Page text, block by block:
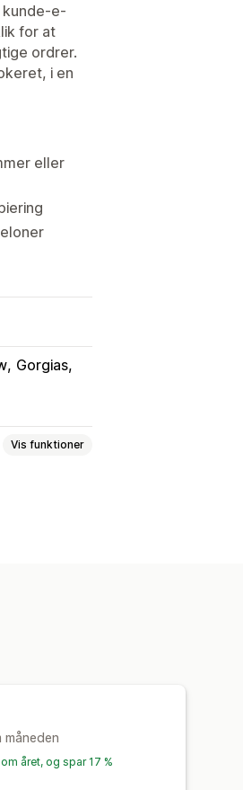
kunde-e-
for at
ordrer.
i en
eller
Gorgias
Vis funktioner
måneden
året, og spar 17 %